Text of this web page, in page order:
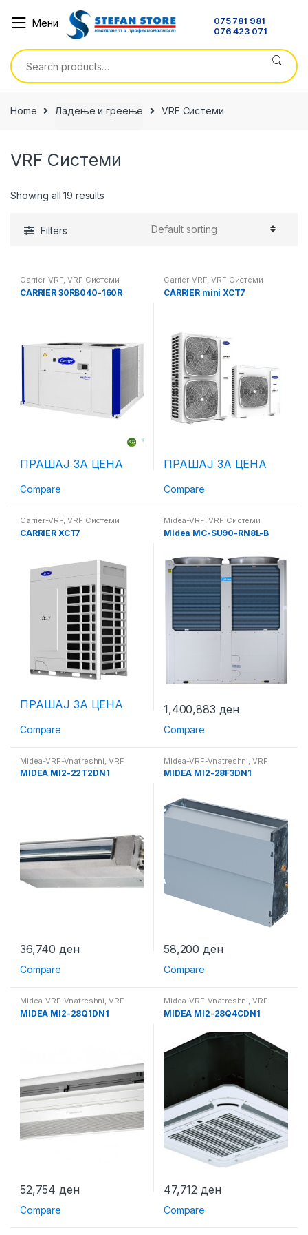
Мени
075 781 981
076 423 071
Search
for:
Home Ладење и греење VRF Системи
VRF Системи
Showing all 19 results
Filters
Carrier-VRF,VRF Системи
CARRIER 30RB040-160R
ПРАШАЈ ЗА ЦЕНА
Compare
Carrier-VRF,VRF Системи
CARRIER mini XCT7
ПРАШАЈ ЗА ЦЕНА
Compare
Carrier-VRF,VRF Системи
CARRIER XCT7
ПРАШАЈ ЗА ЦЕНА
Compare
Midea-VRF,VRF Системи
Midea MC-SU90-RN8L-B
1,400,883 ден
Compare
Midea-VRF-Vnatreshni VRF
Системи
MIDEA MI2-22T2DN1
36,740ден
Compare
Midea-VRF-Vnatreshni VRF
Системи
MIDEA MI2-28F3DN1
58,200ден
Compare
Midea-VRF-Vnatreshni, VRF
Системи
MIDEA MI2-28Q1DN1
52,754ден
Compare
Midea-VRF-Vnatreshni, VRF
Системи
MIDEA MI2-28Q4CDN1
47,712ден
Compare